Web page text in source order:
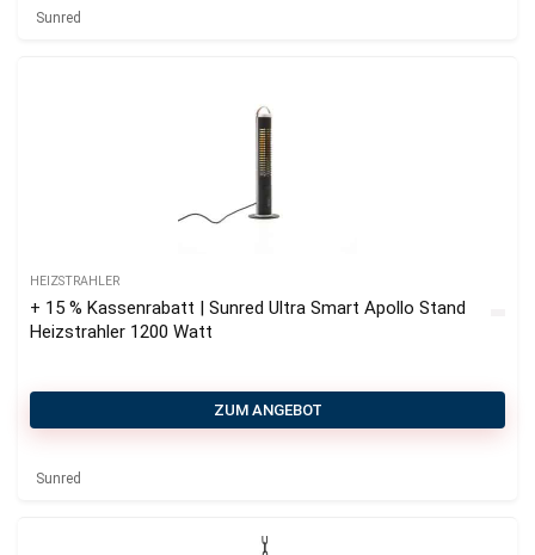
Sunred
HEIZSTRAHLER
+ 15 % Kassenrabatt | Sunred Ultra Smart Apollo Stand
Heizstrahler 1200 Watt
ZUM ANGEBOT
Sunred